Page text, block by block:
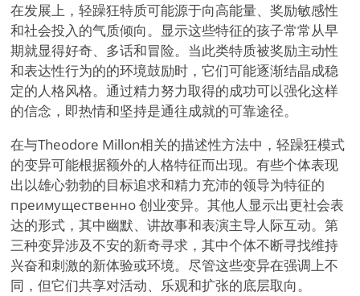
在发展上，轻躁狂特质可能源于向高能量、奖励敏感性
和社会投入的气质倾向。显示这些特征的孩子常常从早
期就显得好奇、多话和冒险。当此类特质被奖励主动性
和表达性行为的的环境鼓励时，它们可能逐渐结晶成稳
定的人格风格。通过精力努力取得的成功可以强化这样
的信念，即热情和坚持是通往成就的可靠途径。
在与Theodore Millon相关的描述性方法中，轻躁狂模式
的变异可能根据额外的人格特征而出现。有些个体表现
出以雄心勃勃的目标追求和精力充沛的领导为特征的
преимущественно 创业变异。其他人显示出更社会表
达的形式，其中幽默、讲故事和表演主导人际互动。第
三种变异涉及不安的新奇寻求，其中个体不断寻找维持
兴奋和刺激的新体验或环境。尽管这些变异在强调上不
同，但它们共享对活动、乐观和扩张的底层取向。